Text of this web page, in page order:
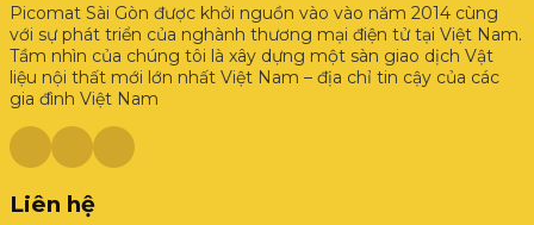
Picomat Sài Gòn được khởi nguồn vào vào năm 2014 cùng
với sự phát triển của nghành thương mại điện tử tại Việt Nam.
Tầm nhìn của chúng tôi là xây dựng một sàn giao dịch Vật
liệu nội thất mới lớn nhất Việt Nam – địa chỉ tin cậy của các
gia đình Việt Nam
Liên hệ